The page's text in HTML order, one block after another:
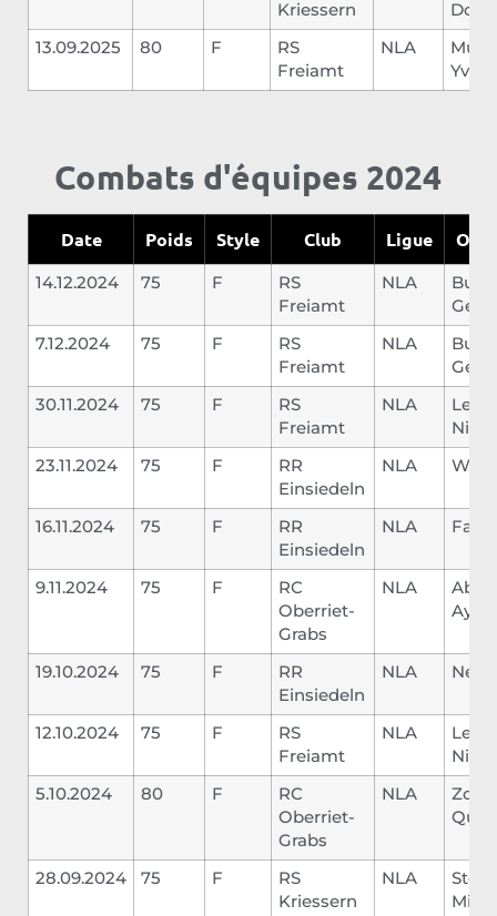
Kriessern
13.09.2025
80 F
RS
Freiamt
NLA
Yves
Combats d'équipes 2024
Date Poids Style Club Ligue
14.12.2024 75 F
RS
Freiamt
NLA
7.12.2024
75 F
RS
Freiamt
NLA
30.11.2024
75 F
RS
Freiamt
NLA
Nino
23.11.2024
75 F
RR
Einsiedeln
NLA
16.11.2024 75 F
RR
Einsiedeln
NLA
9.11.2024 75 F
RC
Oberriet-
Grabs
NLA
Abas
19.10.2024 75 F
RR
Einsiedeln
NLA
12.10.2024 75 F
RS
Freiamt
NLA
Nino
5.10.2024
80 F
RC
Oberriet-
Grabs
NLA
Zogg
28.09.2024 75 F
RS
Kriessern
NLA